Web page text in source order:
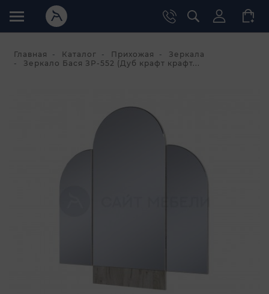
Главная Каталог Прихожая
Зеркала
Зеркало Бася ЗР-552 (Дуб крафт крафт...